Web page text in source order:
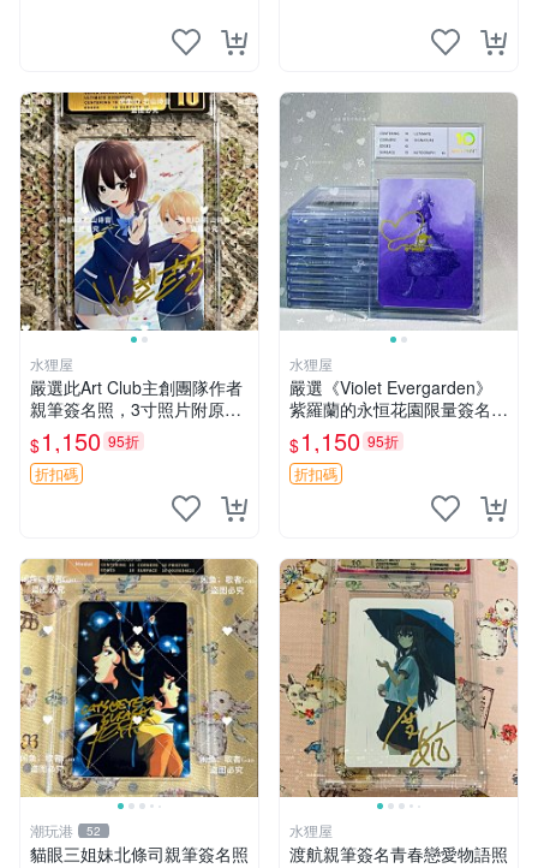
水狸屋
嚴選此Art Club主創團隊作者
親筆簽名照，3寸照片附原裝
卡磚。收藏級面簽照，適合藝
術愛好者收藏與展示。 3寸
簽名 照片
$1,150 95折
折扣碼
水狸屋
嚴選《Violet Evergarden》
紫羅蘭的永恒花園限量簽名
卡，3寸帶原裝卡磚 日本中古
收藏推薦 薇爾莉特 曜佳奈 筆
記本
$1,150 95折
折扣碼
潮玩港 52
貓眼三姐妹北條司親筆簽名照
水狸屋
渡航親筆簽名青春戀愛物語照